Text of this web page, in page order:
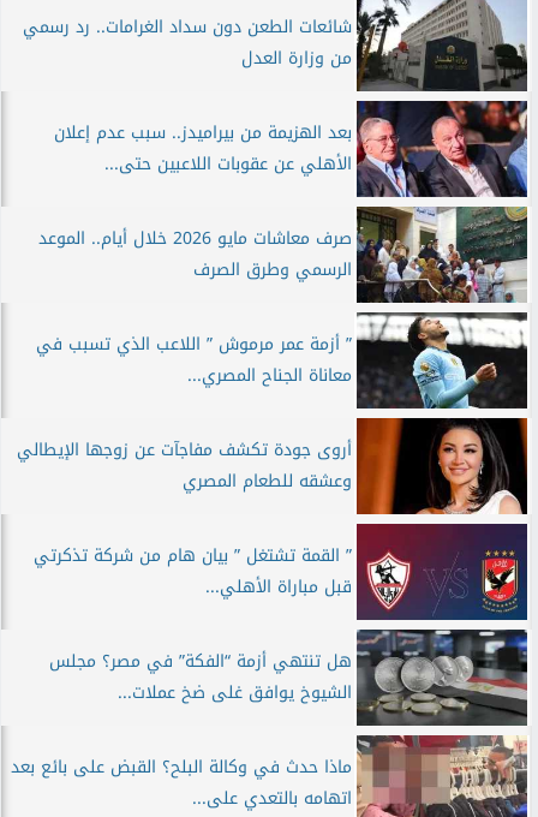
شائعات الطعن دون سداد الغرامات.. رد رسمي
من وزارة العدل
بعد الهزيمة من بيراميدز.. سبب عدم إعلان
الأهلي عن عقوبات اللاعبين حتى...
صرف معاشات مايو 2026 خلال أيام.. الموعد
الرسمي وطرق الصرف
” أزمة عمر مرموش ” اللاعب الذي تسبب في
معاناة الجناح المصري...
أروى جودة تكشف مفاجآت عن زوجها الإيطالي
وعشقه للطعام المصري
” القمة تشتغل ” بيان هام من شركة تذكرتي
قبل مباراة الأهلي...
هل تنتهي أزمة “الفكة” في مصر؟ مجلس
الشيوخ يوافق غلى ضخ عملات...
ماذا حدث في وكالة البلح؟ القبض على بائع بعد
اتهامه بالتعدي على...